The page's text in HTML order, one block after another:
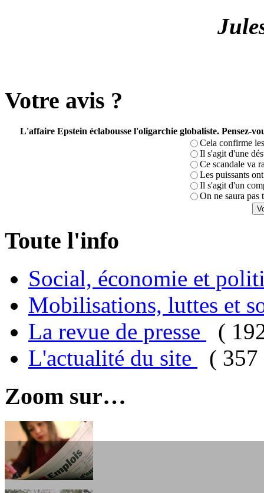
Votre avis ?
L'affaire Epstein éclabousse l'oligarchie globaliste. Pensez-
Cela confirme
Il s'agit d'une
Ce scandale va
Les puissants
Il s'agit d'un
On ne saura pas
Toute l'info
Social, économie et
Mobilisations, luttes et
La revue de presse
(
L'actualité du site
( 357
Zoom sur…